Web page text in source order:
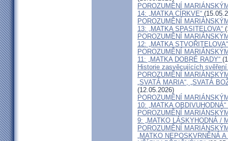
POROZUMĚNÍ
14: „MATKA CÍRKVE“
POROZUMĚNÍ
13: „MATKA SPASITELOVA“
POROZUMĚNÍ
12: „MATKA STVOŘITELOVA“
POROZUMĚNÍ
11: „MATKA DOBRÉ RADY“
Historie zasvěcujících
POROZUMĚNÍ
„SVATÁ MARIA“, „SVATÁ
(12.05.2026)
POROZUMĚNÍ
10: „MATKA OBDIVUHODNÁ“
POROZUMĚNÍ
9: „MATKO LÁSKYHODNÁ /
POROZUMĚNÍ
„MATKO NEPOSKVRNĚNÁ